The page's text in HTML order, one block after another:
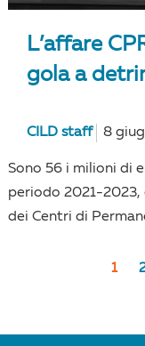
L’affare
gola a
CILD staff 8
Sono 56 i milioni di
periodo 2021-
dei Centri di
1